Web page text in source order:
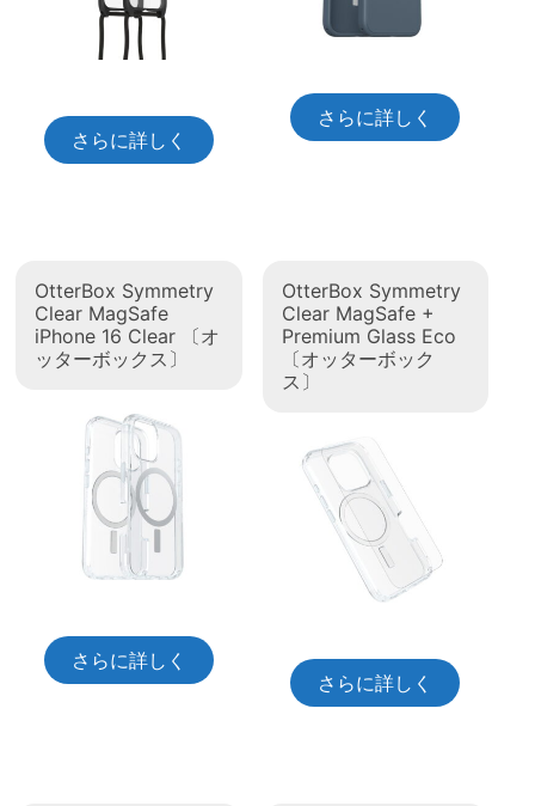
さらに詳しく
さらに詳しく
OtterBox Symmetry
Clear MagSafe
iPhone 16 Clear 〔オ
ッターボックス〕
さらに詳しく
OtterBox Symmetry
Clear MagSafe +
Premium Glass Eco
〔オッターボック
ス〕
さらに詳しく